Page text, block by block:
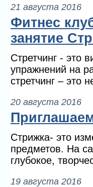
21 августа 2016
Фитнес
занятие
Стретчинг - это
упражнений на
стретчинг – это
20 августа 2016
Стрижка- это
предметов. На
глубокое,
19 августа 2016